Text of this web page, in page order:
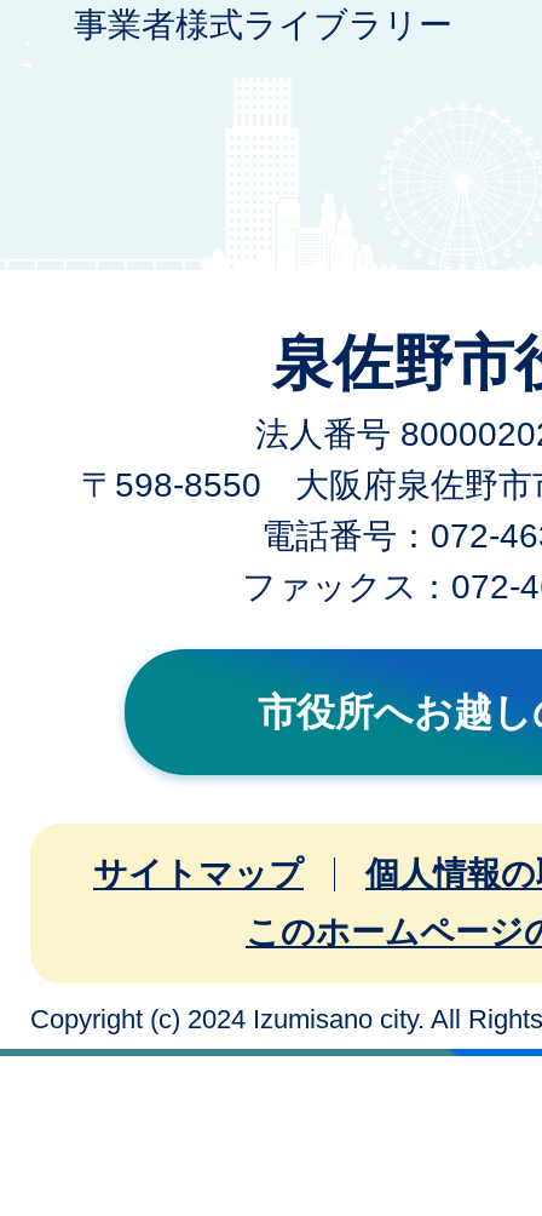
事業者様式ライブラリー
泉佐野市
法人番号
〒598-8550 大阪府泉佐野市
電話番号：072-
ファックス：072-
市役所へお越
サイトマップ
個人情報
このホームページ
Copyright (c) 2024 Izumisano city. All